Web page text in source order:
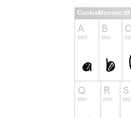
CookieMonster.ttf